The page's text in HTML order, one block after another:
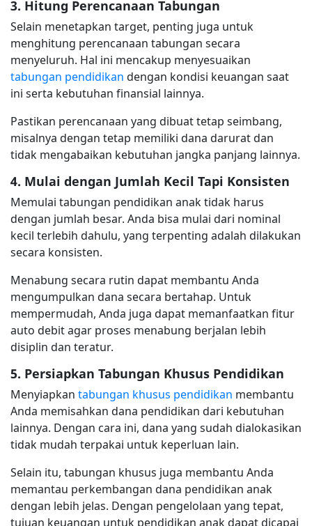
3. Hitung Perencanaan Tabungan
Selain menetapkan target, penting juga untuk
menghitung perencanaan tabungan secara
menyeluruh. Hal ini mencakup menyesuaikan
tabungan pendidikan dengan kondisi keuangan saat
ini serta kebutuhan finansial lainnya.
Pastikan perencanaan yang dibuat tetap seimbang,
misalnya dengan tetap memiliki dana darurat dan
tidak mengabaikan kebutuhan jangka panjang lainnya.
4. Mulai dengan Jumlah Kecil Tapi Konsisten
Memulai tabungan pendidikan anak tidak harus
dengan jumlah besar. Anda bisa mulai dari nominal
kecil terlebih dahulu, yang terpenting adalah dilakukan
secara konsisten.
Menabung secara rutin dapat membantu Anda
mengumpulkan dana secara bertahap. Untuk
mempermudah, Anda juga dapat memanfaatkan fitur
auto debit agar proses menabung berjalan lebih
disiplin dan teratur.
5. Persiapkan Tabungan Khusus Pendidikan
Menyiapkan tabungan khusus pendidikan membantu
Anda memisahkan dana pendidikan dari kebutuhan
lainnya. Dengan cara ini, dana yang sudah dialokasikan
tidak mudah terpakai untuk keperluan lain.
Selain itu, tabungan khusus juga membantu Anda
memantau perkembangan dana pendidikan anak
dengan lebih jelas. Dengan pengelolaan yang tepat,
tujuan keuangan untuk pendidikan anak dapat dicapai